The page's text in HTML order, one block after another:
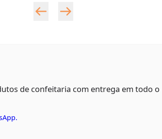
de confeitaria com entrega em todo o